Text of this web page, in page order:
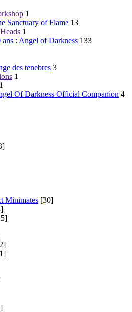
1
Sanctuary of Flame 13
1
ans : Angel of Darkness 133
des tenebres 3
1
1
Of Darkness Official Companion 4
Minimates [30]